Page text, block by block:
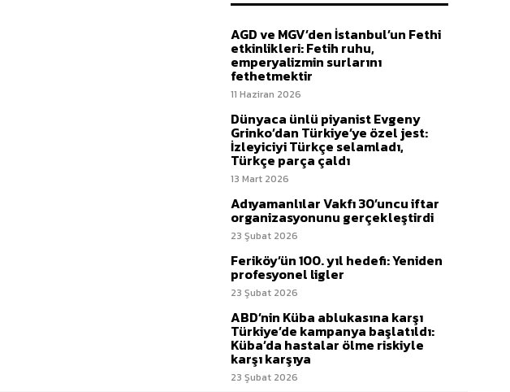
AGD ve MGV’den İstanbul’un Fethi
etkinlikleri: Fetih ruhu,
emperyalizmin surlarını
fethetmektir
11 Haziran 2026
Dünyaca ünlü piyanist Evgeny
Grinko’dan Türkiye’ye özel jest:
İzleyiciyi Türkçe selamladı,
Türkçe parça çaldı
13 Mart 2026
Adıyamanlılar Vakfı 30’uncu iftar
organizasyonunu gerçekleştirdi
23 Şubat 2026
Feriköy’ün 100. yıl hedefi: Yeniden
profesyonel ligler
23 Şubat 2026
ABD’nin Küba ablukasına karşı
Türkiye’de kampanya başlatıldı:
Küba’da hastalar ölme riskiyle
karşı karşıya
23 Şubat 2026